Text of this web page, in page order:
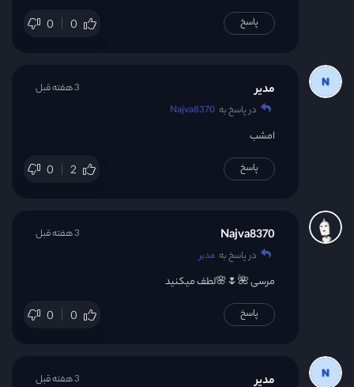
0 0 پاسخ
مدیر
در پاسخ به Najva8370
امشب
0 2
3 هفته قبل
پاسخ
Najva8370
در پاسخ به مدیر
مرسی 🌺🌷🌸لطف میکنید
0 0
3 هفته قبل
پاسخ
مدیر 3 هفته قبل